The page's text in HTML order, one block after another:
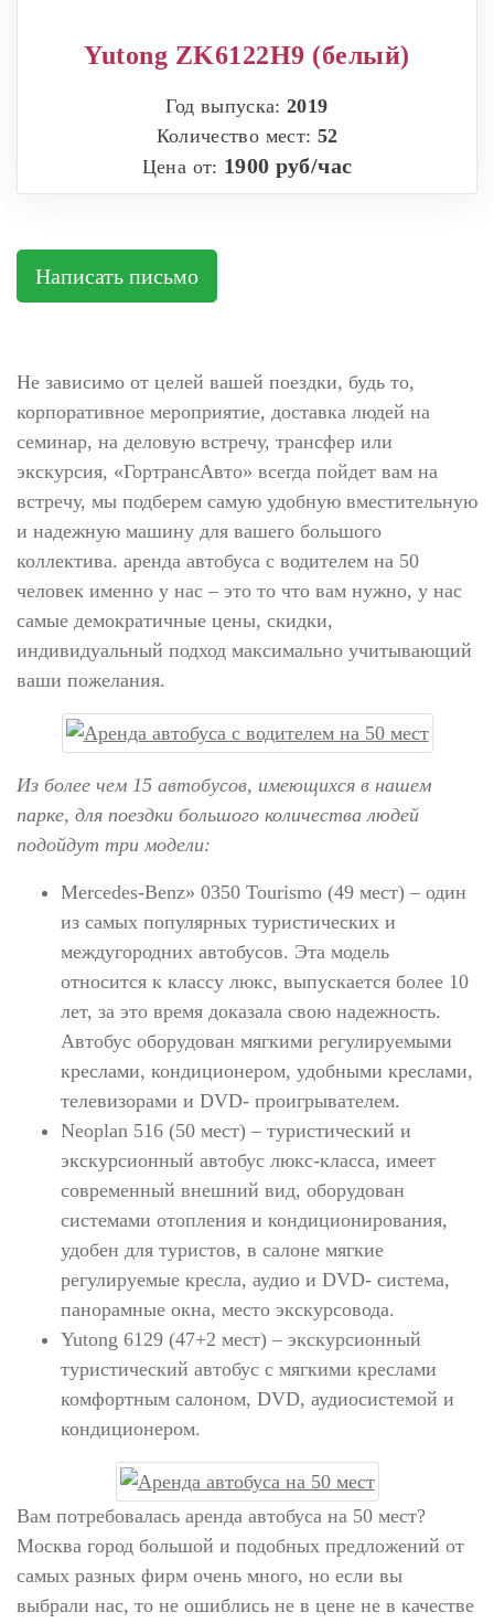
Yutong ZK6122H9 (белый)
Год выпуска:2019
Количество мест: 52
Цена от: 1900 руб/час
Написать письмо
Не зависимо от целей вашей поездки, будь то,
корпоративное мероприятие, доставка людей на
семинар, на деловую встречу, трансфер или
экскурсия, «ГортрансАвто» всегда пойдет вам на
встречу, мы подберем самую удобную вместительную
и надежную машину для вашего большого
коллектива. аренда автобуса с водителем на 50
человек именно у нас – это то что вам нужно, у нас
самые демократичные цены, скидки,
индивидуальный подход максимально учитывающий
ваши пожелания.
Из более чем 15 автобусов, имеющихся в нашем
парке, для поездки большого количества людей
подойдут три модели:
Mercedes-Benz» 0350 Tourismo (49 мест) – один
из самых популярных туристических и
междугородних автобусов. Эта модель
относится к классу люкс, выпускается более 10
лет, за это время доказала свою надежность.
Автобус оборудован мягкими регулируемыми
креслами, кондиционером, удобными креслами,
телевизорами и DVD- проигрывателем.
Neoplan 516 (50 мест) – туристический и
экскурсионный автобус люкс-класса, имеет
современный внешний вид, оборудован
системами отопления и кондиционирования,
удобен для туристов, в салоне мягкие
регулируемые кресла, аудио и DVD- система,
панорамные окна, место экскурсовода.
Yutong 6129 (47+2 мест) – экскурсионный
туристический автобус с мягкими креслами
комфортным салоном, DVD, аудиосистемой и
кондиционером.
Вам потребовалась аренда автобуса на 50 мест?
Москва город большой и подобных предложений от
самых разных фирм очень много, но если вы
выбрали нас, то не ошиблись не в цене не в качестве